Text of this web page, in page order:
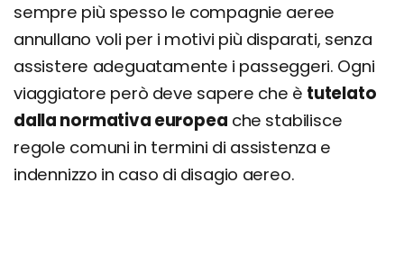
sempre più spesso le compagnie aeree
annullano voli per i motivi più disparati, senza
assistere adeguatamente i passeggeri. Ogni
viaggiatore però deve sapere che è tutelato
dalla normativa europea che stabilisce
regole comuni in termini di assistenza e
indennizzo in caso di disagio aereo.